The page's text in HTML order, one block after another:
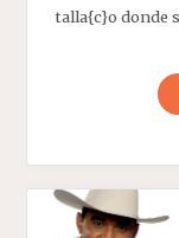
talla{c}o donde